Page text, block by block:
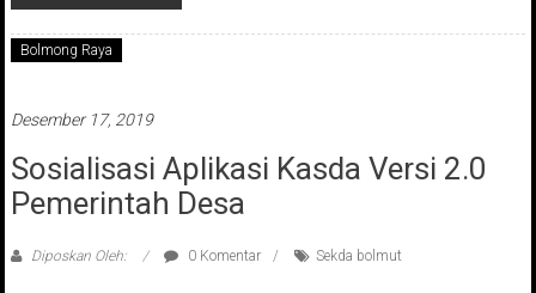
Bolmong Raya
Desember 17, 2019
Sosialisasi Aplikasi Kasda Versi 2.0
Pemerintah Desa
Diposkan Oleh: 0 Komentar Sekda bolmut